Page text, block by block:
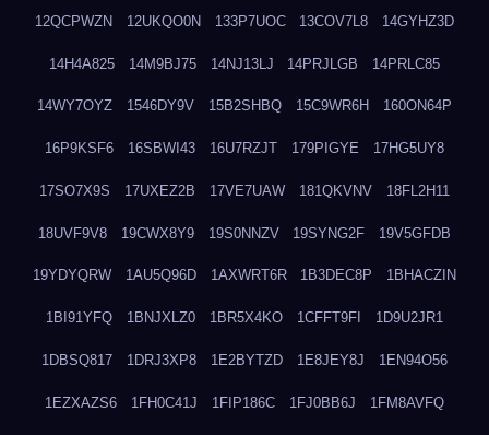
12QCPWZN 12UKQO0N 133P7UOC 13COV7L8 14GYHZ3D
14H4A825 14M9BJ75 14NJ13LJ 14PRJLGB 14PRLC85
14WY7OYZ 1546DY9V 15B2SHBQ 15C9WR6H 160ON64P
16P9KSF6 16SBWI43 16U7RZJT 179PIGYE 17HG5UY8
17SO7X9S 17UXEZ2B 17VE7UAW 181QKVNV 18FL2H11
18UVF9V8 19CWX8Y9 19S0NNZV 19SYNG2F 19V5GFDB
19YDYQRW 1AU5Q96D 1AXWRT6R 1B3DEC8P 1BHACZIN
1BI91YFQ 1BNJXLZ0 1BR5X4KO 1CFFT9FI 1D9U2JR1
1DBSQ817 1DRJ3XP8 1E2BYTZD 1E8JEY8J 1EN94O56
1EZXAZS6 1FH0C41J 1FIP186C 1FJ0BB6J 1FM8AVFQ